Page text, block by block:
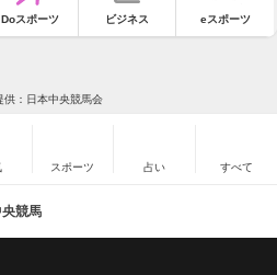
Doスポーツ ビジネス eスポーツ
供：日本中央競馬会
スポーツ 占い すべて
競馬